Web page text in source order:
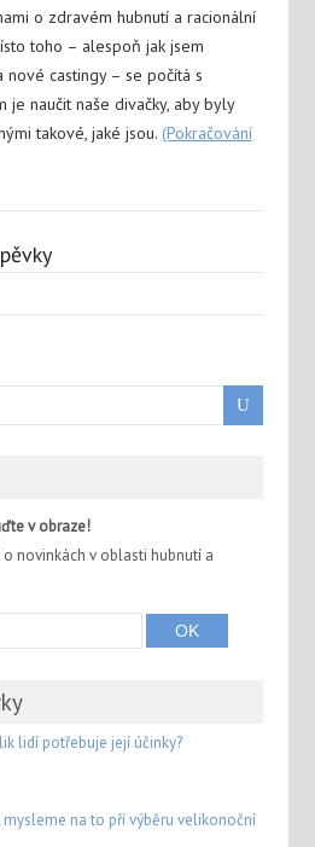
o zdravém hubnutí a racionální
toho – alespoň jak jsem
castingy – se počítá s
je naučit naše divačky, aby byly
takové, jaké jsou. (Pokračování
v obraze!
novinkách v oblasti hubnutí a
lidí potřebuje její účinky?
mysleme na to pří výběru velikonoční